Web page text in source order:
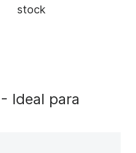
stock
- Ideal para